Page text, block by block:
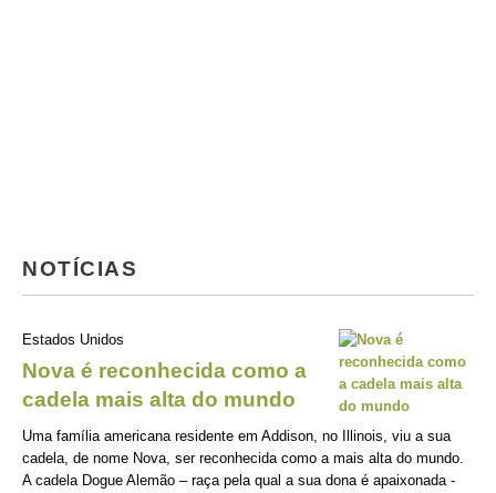
NOTÍCIAS
Estados Unidos
Nova é reconhecida como a
cadela mais alta do mundo
Uma família americana residente em Addison, no Illinois, viu a sua
cadela, de nome Nova, ser reconhecida como a mais alta do mundo.
A cadela Dogue Alemão – raça pela qual a sua dona é apaixonada -